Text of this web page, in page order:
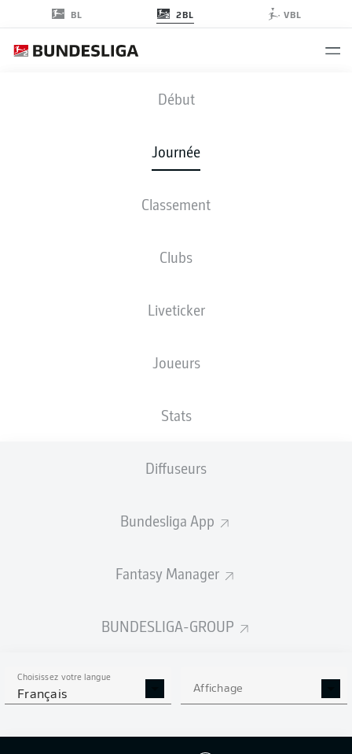
BL 2BL VBL
Début
Journée
Classement
Clubs
Liveticker
Joueurs
Stats
Diffuseurs
Bundesliga App
Fantasy Manager
BUNDESLIGA-GROUP
Choisissez votre langue
Français Affichage
SVD - FCH
COMPOSITIONS STATISTIQUES
0
0 % Précision 0 %